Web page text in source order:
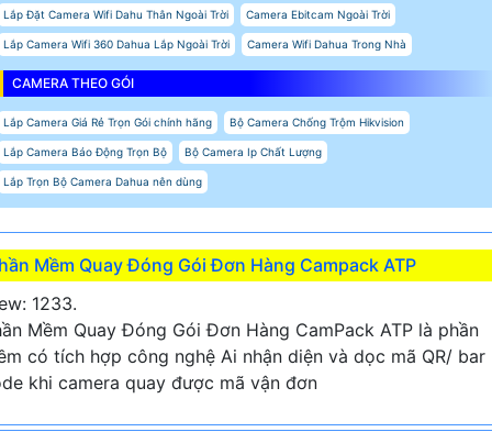
Lắp Đặt Camera Wifi Dahu Thân Ngoài Trời Camera Ebitcam Ngoài Trời
Lắp Camera Wifi 360 Dahua Lắp Ngoài Trời Camera Wifi Dahua Trong Nhà
CAMERA THEO GÓI
Lắp Camera Giá Rẻ Trọn Gói chính hãng Bộ Camera Chống Trộm Hikvision
Lắp Camera Báo Động Trọn Bộ Bộ Camera Ip Chất Lượng
Lắp Trọn Bộ Camera Dahua nên dùng
Mềm Quay Đóng Gói Đơn Hàng Campack ATP
1233.
Mềm Quay Đóng Gói Đơn Hàng CamPack ATP là phần
có tích hợp công nghệ Ai nhận diện và dọc mã QR/ bar
khi camera quay được mã vận đơn